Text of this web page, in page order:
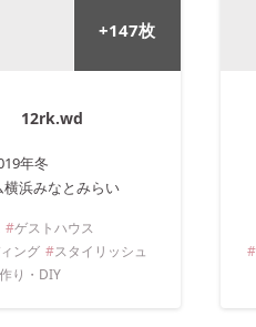
+147枚
12rk.wd
年冬
横浜みなとみらい
ゲストハウス
ング
スタイリッシュ
り・DIY